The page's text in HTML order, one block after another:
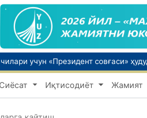
шарафли
Сиёсат Иқтисодиёт Жамият